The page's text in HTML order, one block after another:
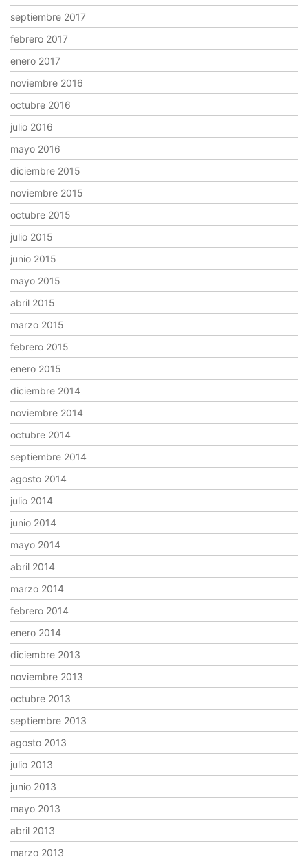
septiembre 2017
febrero 2017
enero 2017
noviembre 2016
octubre 2016
julio 2016
mayo 2016
diciembre 2015
noviembre 2015
octubre 2015
julio 2015
junio 2015
mayo 2015
abril 2015
marzo 2015
febrero 2015
enero 2015
diciembre 2014
noviembre 2014
octubre 2014
septiembre 2014
agosto 2014
julio 2014
junio 2014
mayo 2014
abril 2014
marzo 2014
febrero 2014
enero 2014
diciembre 2013
noviembre 2013
octubre 2013
septiembre 2013
agosto 2013
julio 2013
junio 2013
mayo 2013
abril 2013
marzo 2013